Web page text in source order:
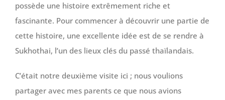
possède une histoire extrêmement riche et
fascinante. Pour commencer à découvrir une partie de
cette histoire, une excellente idée est de se rendre à
Sukhothai, l’un des lieux clés du passé thaïlandais.
C’était notre deuxième visite ici ; nous voulions
partager avec mes parents ce que nous avions